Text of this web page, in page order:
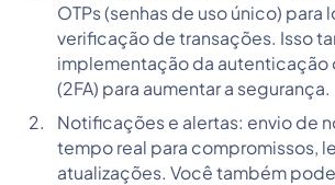
OTPs (senhas de uso único) para
verificação de transações. Isso
implementação da autenticação
(2FA) para aumentar a segurança.
Notificações e alertas: envio de
tempo real para compromissos,
atualizações. Você também